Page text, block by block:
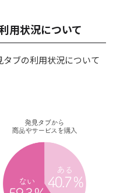
用状況について
ブの利用状況について